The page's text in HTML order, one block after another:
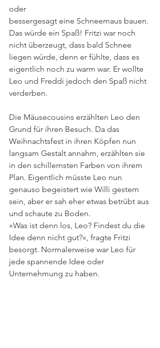
oder
bessergesagt eine Schneemaus bauen.
Das würde ein Spaß! Fritzi war noch
nicht überzeugt, dass bald Schnee
liegen würde, denn er fühlte, dass es
eigentlich noch zu warm war. Er wollte
Leo und Freddi jedoch den Spaß nicht
verderben.
Die Mäusecousins erzählten Leo den
Grund für ihren Besuch. Da das
Weihnachtsfest in ihren Köpfen nun
langsam Gestalt annahm, erzählten sie
in den schillernsten Farben von ihrem
Plan. Eigentlich müsste Leo nun
genauso begeistert wie Willi gestern
sein, aber er sah eher etwas betrübt aus
und schaute zu Boden.
»Was ist denn los, Leo? Findest du die
Idee denn nicht gut?«, fragte Fritzi
besorgt. Normalerweise war Leo für
jede spannende Idee oder
Unternehmung zu haben.